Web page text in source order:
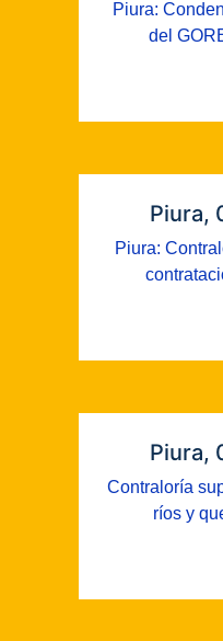
Piura:
del
Piura,
Piura:
Piura,
Contraloría
ríos y